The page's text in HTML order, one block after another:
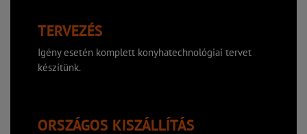
TERVEZÉS
Igény esetén komplett konyhatechnológiai tervet
készítünk.
ORSZÁGOS KISZÁLLÍTÁS